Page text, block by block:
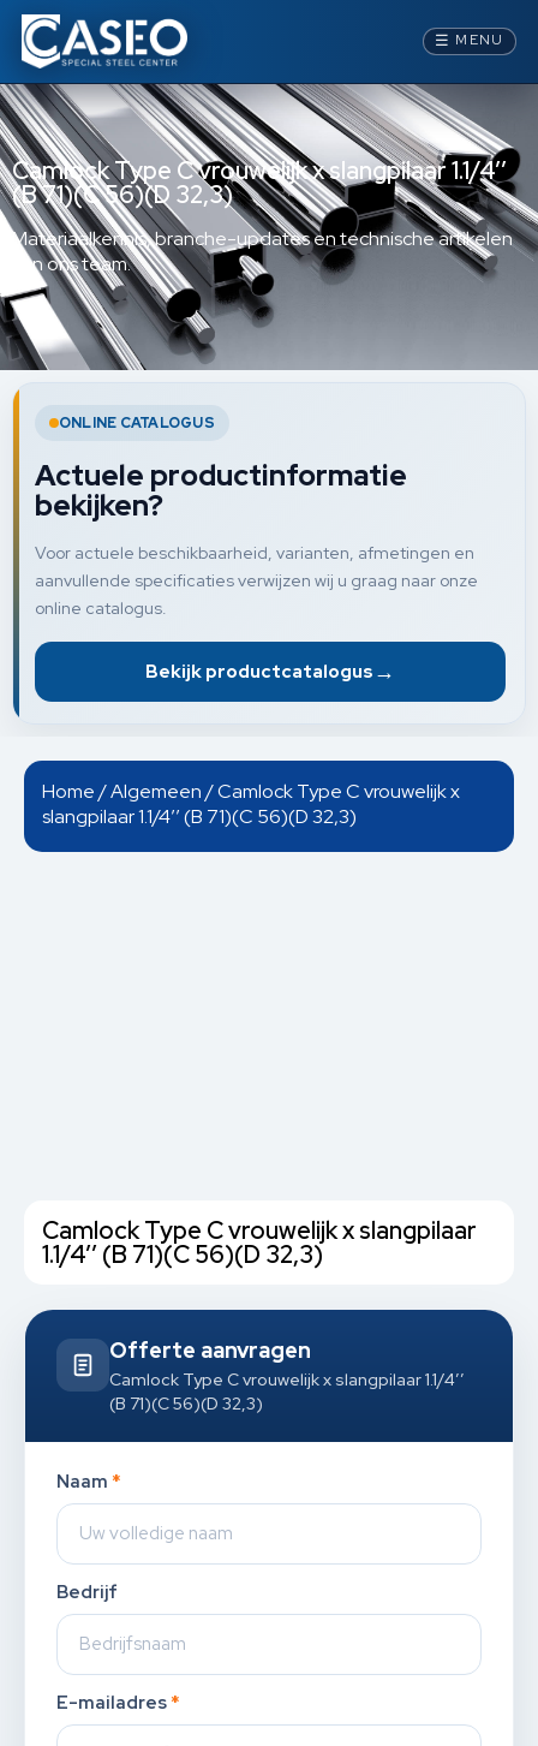
☰ MENU
Camlock Type C vrouwelijk x slangpilaar 1.1/4’’
(B 71)(C 56)(D 32,3)
Materiaalkennis, branche-updates en technische artikelen
van ons team.
ONLINE CATALOGUS
Actuele productinformatie
bekijken?
Voor actuele beschikbaarheid, varianten, afmetingen en
aanvullende specificaties verwijzen wij u graag naar onze
online catalogus.
Bekijk productcatalogus →
Home/Algemeen/ Camlock Type C vrouwelijk x
slangpilaar 1.1/4’’ (B 71)(C 56)(D 32,3)
Camlock Type C vrouwelijk x slangpilaar
1.1/4’’ (B 71)(C 56)(D 32,3)
Offerte aanvragen
Camlock Type C vrouwelijk x slangpilaar 1.1/4’’
(B 71)(C 56)(D 32,3)
Naam *
Bedrijf
E-mailadres *